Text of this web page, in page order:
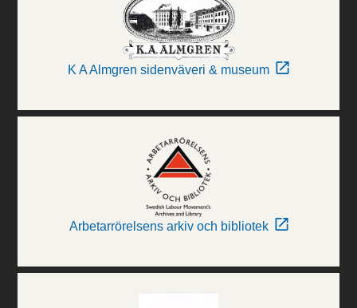
K A Almgren sidenväveri & museum
Arbetarrörelsens arkiv och bibliotek